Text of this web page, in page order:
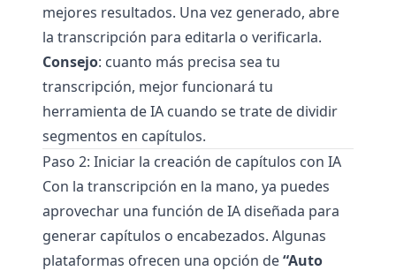
mejores resultados. Una vez generado, abre
la transcripción para editarla o verificarla.
Consejo: cuanto más precisa sea tu
transcripción, mejor funcionará tu
herramienta de IA cuando se trate de dividir
segmentos en capítulos.
Paso 2: Iniciar la creación de capítulos con IA
Con la transcripción en la mano, ya puedes
aprovechar una función de IA diseñada para
generar capítulos o encabezados. Algunas
plataformas ofrecen una opción de“Auto